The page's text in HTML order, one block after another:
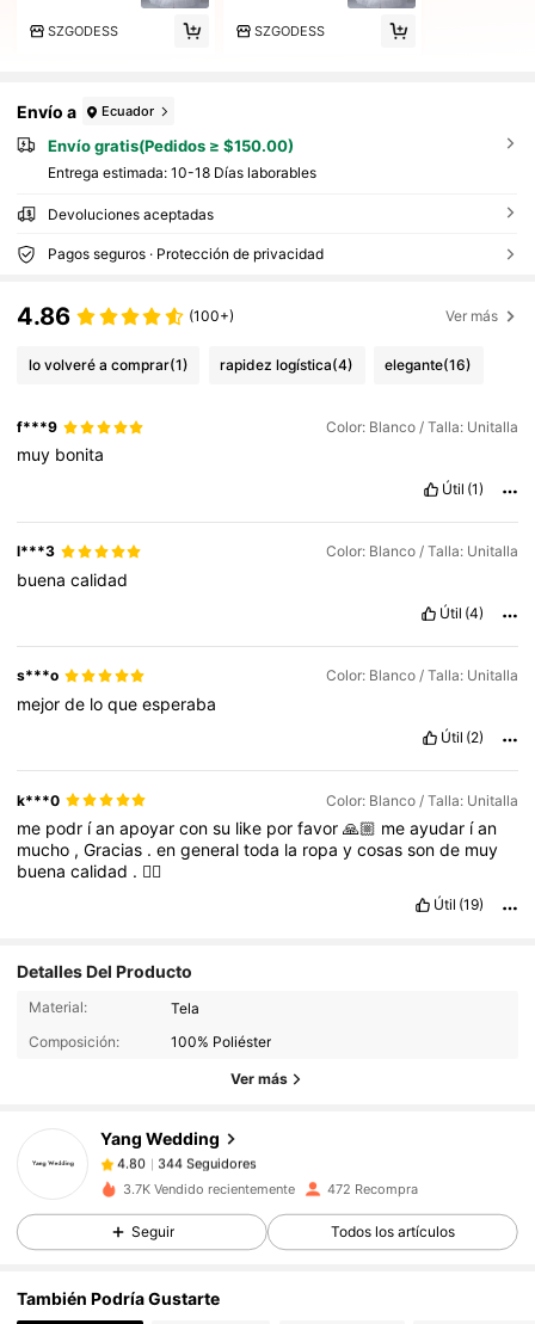
SZGODESS SZGODESS
Envío a Ecuador
Envío gratis(Pedidos ≥ $150.00)
Entrega estimada: 10-18 Días laborables
Devoluciones aceptadas
Pagos seguros · Protección de privacidad
4.86 (100+) Ver más
lo volveré a comprar(1) rapidez logística(4) elegante(16)
f***9 Color: Blanco / Talla: Unitalla
muy bonita
Útil (1)
l***3 Color: Blanco / Talla: Unitalla
buenacalidad
Útil (4)
s***o Color: Blanco / Talla: Unitalla
mejorde loqueesperaba
Útil (2)
k***0 Color: Blanco / Talla: Unitalla
me podr íanapoyarconsu like porfavor🙏🏼 meayudar ían
mucho ,Gracias .engeneraltoda la ropaycosassonde muy
buenacalidad . 👌🏼
Útil (19)
Detalles Del Producto
Material:
Tela
Composición:
100% Poliéster
Ver más
Yang Wedding
344 Seguidores
4.80
344 Seguidores
5***2seguidoHace 1 día
4.80
344 Seguidores
4.80 344 Seguidores
344 Seguidores
3.7K Vendido recientemente 472 Recompra
Seguir Todos los artículos
También Podría Gustarte